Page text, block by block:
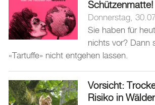
Schützenmatte!
Donnerstag,
Sie haben für
nichts vor? Dann
«Tartuffe» nicht entgehen lassen.
Vorsicht:
Risiko in